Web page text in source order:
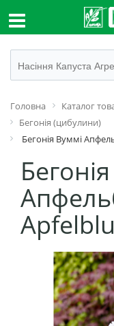
Головна Каталог
Бегонія (цибулини)
Бегонія Вуммі